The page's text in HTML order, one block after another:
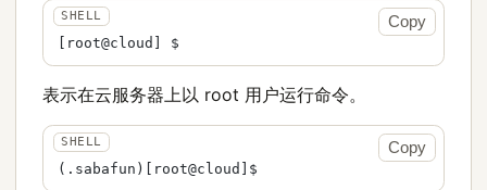
Copy
表示在云服务器上以 root 用户运行命令。
Copy